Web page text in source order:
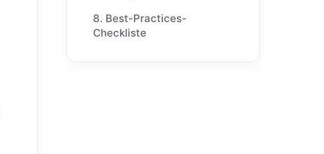
8. Best-Practices-
Checkliste